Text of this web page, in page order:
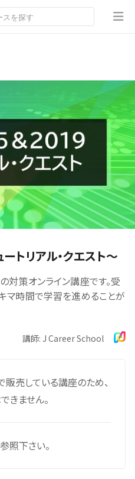
トリアル・クエスト～
策オンライン講座です。受
時間で学習を進めることが
講師: J Career School
販売している講座のため、
きません。
照下さい。